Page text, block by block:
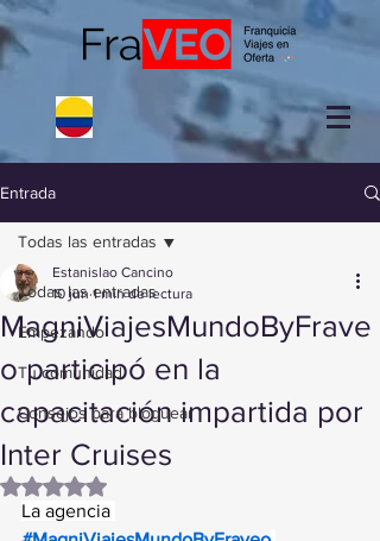
Entrada
Todas las entradas
Empezando
Tu comunidad
Consejos para bloguear
Todas las entradas
MagniViajesMundoByFrave
o participó en la
capacitación impartida por
Inter Cruises
Estanislao Cancino
10 jun 1 min de lectura
Obtuvo NaN de 5 estrellas.
La agencia